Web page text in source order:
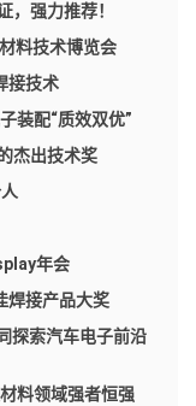
，强力推荐！
料技术博览会
接技术
装配“质效双优”
杰出技术奖
年会
接产品大奖
探索汽车电子前沿
料领域强者恒强